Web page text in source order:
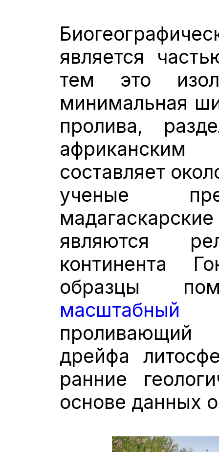
является
тем это
минимальная
пролива,
составляет
ученые
являются
континента
образцы
масштабный
дрейфа
ранние
основе данных